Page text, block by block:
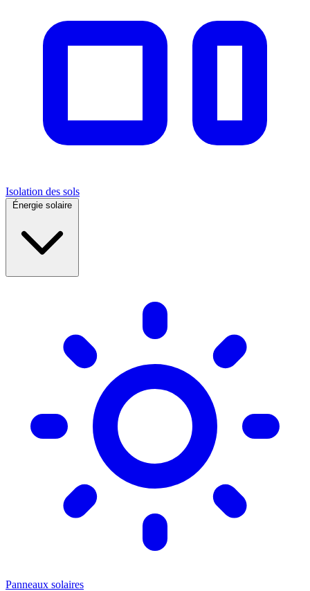
Isolation des sols
Panneaux solaires